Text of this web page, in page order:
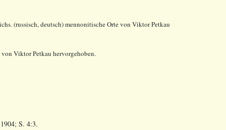
(russisch, deutsch) mennonitische Orte von Viktor Petkau
Viktor Petkau hervorgehoben.
S. 4:3.